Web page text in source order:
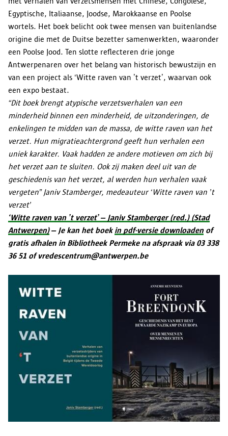
Egyptische, Italiaanse, Joodse, Marokkaanse en Poolse
wortels. Het boek belicht ook twee mensen van buitenlandse
origine die met de Duitse bezetter samenwerkten, waaronder
een Poolse Jood. Ten slotte reflecteren drie jonge
Antwerpenaren over het belang van historisch bewustzijn en
van een project als ‘Witte raven van ’t verzet’, waarvan ook
een expo bestaat.
“Dit boek brengt atypische verzetsverhalen van een
minderheid binnen een minderheid, de uitzonderingen, de
enkelingen te midden van de massa, de witte raven van het
verzet. Hun migratieachtergrond geeft hun verhalen een
uniek karakter. Vaak hadden ze andere motieven om zich bij
het verzet aan te sluiten. Ook zij maken deel uit van de
geschiedenis van het verzet, al werden hun verhalen vaak
vergeten” Janiv Stamberger, medeauteur ‘Witte raven van ’t
verzet’
‘Witte raven van ’t verzet’ – Janiv Stamberger (red.) (Stad
Antwerpen)– Je kan het boekin pdf-versie downloadenof
gratis afhalen in Bibliotheek Permeke na afspraak via 03 338
36 51 of vredescentrum@antwerpen.be